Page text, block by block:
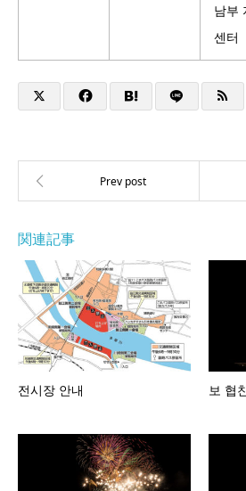
남부
센터
関連記事
전시장 안내 보 협